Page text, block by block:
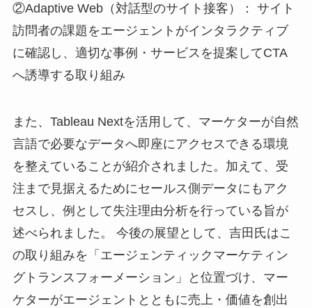
②Adaptive Web（対話型のサイト接客）： サイト
訪問者の課題をエージェントがインタラクティブ
に確認し、適切な事例・サービスを提案してCTA
へ誘導する取り組み⁠
また、Tableau Nextを活用して、マーケターが自然
言語で必要なデータへ即座にアクセスできる環境
を整えていることが紹介されました。加えて、受
注まで見据えるためにセールス側データにもアク
セスし、例として失注理由分析を行っている旨が
述べられました。 今後の展望として、吉田氏はこ
の取り組みを「エージェンティックマーケティン
グトランスフォーメーション」と位置づけ、マー
ケターがエージェントとともに売上・価値を創出